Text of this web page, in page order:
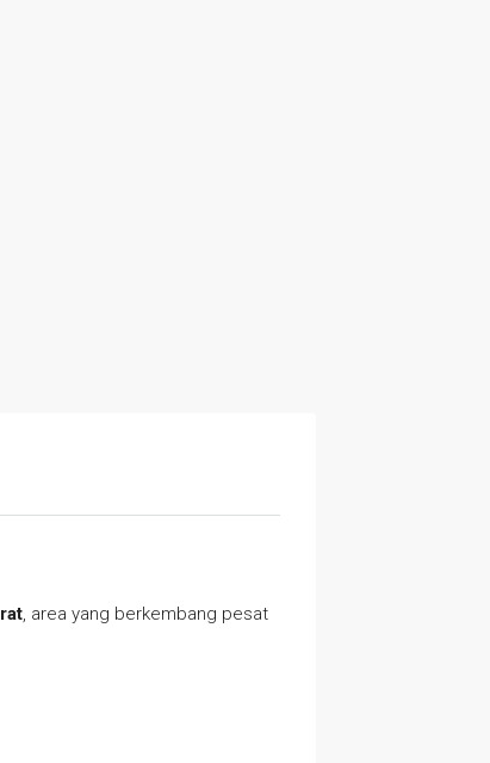
, area yang berkembang pesat